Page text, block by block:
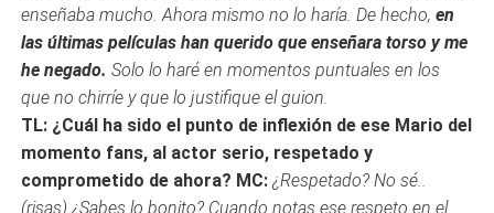
enseñaba mucho. Ahora mismo no lo haría. De hecho, en
las últimas películas han querido que enseñara torso y me
he negado. Solo lo haré en momentos puntuales en los
que no chirríe y que lo justifique el guion.
TL: ¿Cuál ha sido el punto de inflexión de ese Mario del
momento fans, al actor serio, respetado y
comprometido de ahora? MC: ¿Respetado? No sé..
(risas) ¿Sabes lo bonito? Cuando notas ese respeto en el